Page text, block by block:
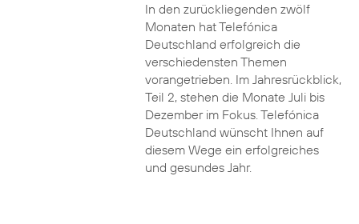
In den zurückliegenden zwölf
Monaten hat Telefónica
Deutschland erfolgreich die
verschiedensten Themen
vorangetrieben. Im Jahresrückblick,
Teil 2, stehen die Monate Juli bis
Dezember im Fokus. Telefónica
Deutschland wünscht Ihnen auf
diesem Wege ein erfolgreiches
und gesundes Jahr.